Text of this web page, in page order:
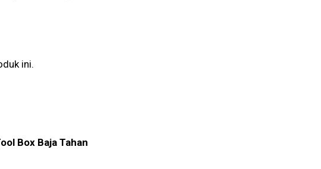
ini.
Box Baja Tahan